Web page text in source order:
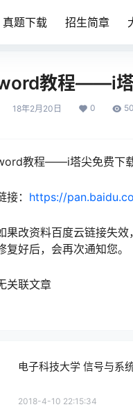
真题下载 招生简章
教程——i塔
18年2月20日 0
教程——i塔尖免费下
接： https://
果改资料百度云链接失效
复好后，会再次通知您。
关联文章
电子科技大学 信号与系
2018-4-10 22:15:34